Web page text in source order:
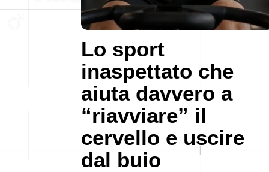
Lo sport
inaspettato che
aiuta davvero a
“riavviare” il
cervello e uscire
dal buio